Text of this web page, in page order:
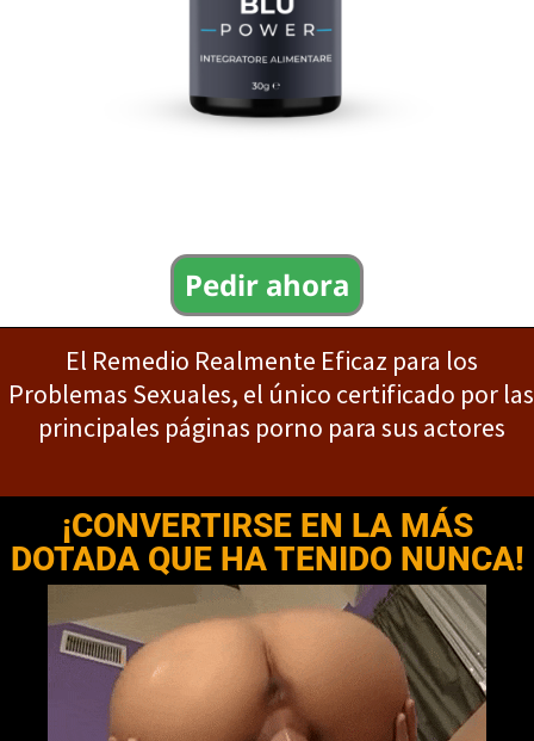
Pedir ahora
El Remedio Realmente Eficaz para los
Problemas Sexuales, el único certificado por las
principales páginas porno para sus actores
¡CONVERTIRSE EN LA MÁS
DOTADA QUE HA TENIDO NUNCA!